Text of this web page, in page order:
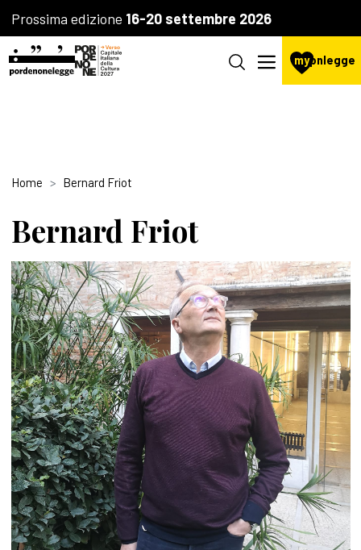
Prossima edizione 16-20 settembre 2026
mypnlegge
Home Bernard Friot
Bernard Friot